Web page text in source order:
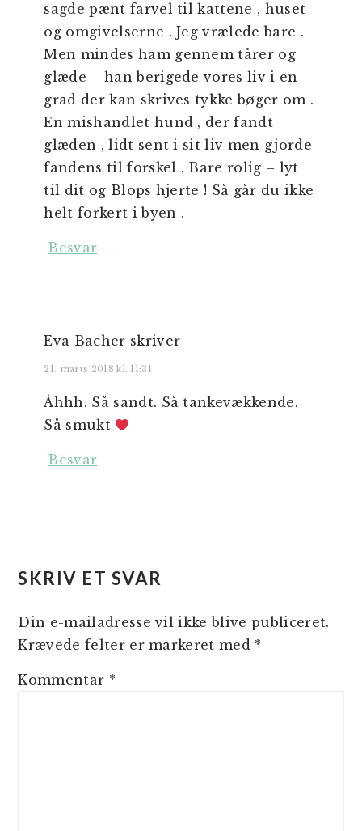
sagde pænt farvel til kattene , huset
og omgivelserne . Jeg vrælede bare .
Men mindes ham gennem tårer og
glæde – han berigede vores liv i en
grad der kan skrives tykke bøger om .
En mishandlet hund , der fandt
glæden , lidt sent i sit liv men gjorde
fandens til forskel . Bare rolig – lyt
til dit og Blops hjerte ! Så går du ikke
helt forkert i byen .
Besvar
Eva Bacher skriver
21. marts 2018 kl. 11:31
Åhhh. Så sandt. Så tankevækkende.
Så smukt
Besvar
SKRIV ET SVAR
Din e-mailadresse vil ikke blive publiceret.
Krævede felter er markeret med *
Kommentar *